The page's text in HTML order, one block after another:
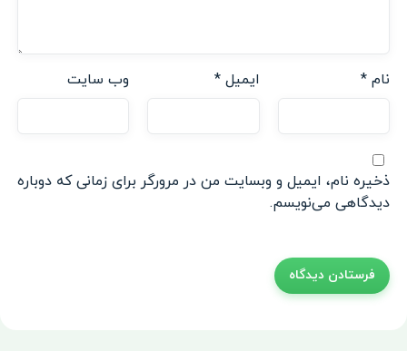
نام * ایمیل* وب‌ سایت
ذخیره نام، ایمیل و وبسایت من در مرورگر برای زمانی که دوباره
دیدگاهی می‌نویسم.